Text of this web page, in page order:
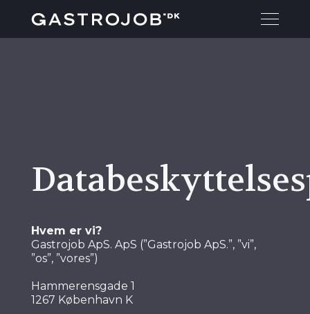
Hvem er vi?
Gastrojob ApS. ApS (”Gastrojob ApS.”, ”vi”,
”os”, ”vores”)
Hammerensgade 1
1267 København K